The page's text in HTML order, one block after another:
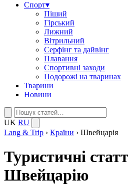
Спорт▾
Піший
Гірський
Лижний
Вітрильний
Серфінг та дайвінг
Плавання
Спортивні заходи
Подорожі на тваринах
Тварини
Новини
UK RU
Lang & Trip › Країни › Швейцарія
Туристичні
Швейцарію